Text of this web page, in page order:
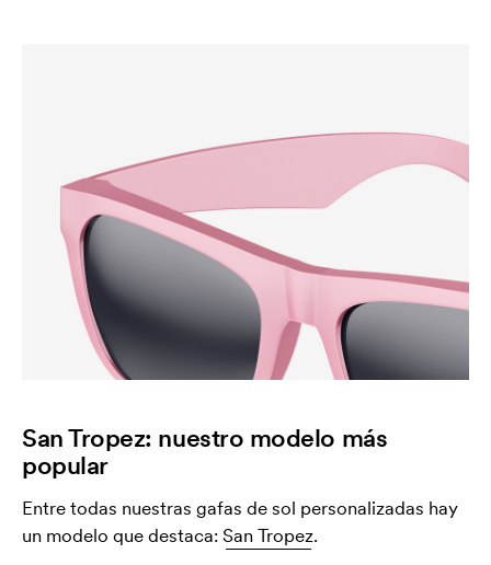
San Tropez: nuestro modelo más
popular
Entre todas nuestras gafas de sol personalizadas hay
un modelo que destaca:San Tropez.